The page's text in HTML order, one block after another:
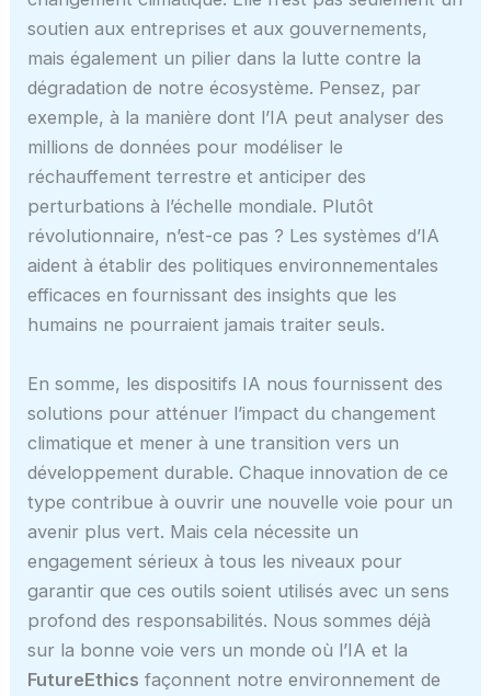
soutien aux entreprises et aux gouvernements,
mais également un pilier dans la lutte contre la
dégradation de notre écosystème. Pensez, par
exemple, à la manière dont l’IA peut analyser des
millions de données pour modéliser le
réchauffement terrestre et anticiper des
perturbations à l’échelle mondiale. Plutôt
révolutionnaire, n’est-ce pas ? Les systèmes d’IA
aident à établir des politiques environnementales
efficaces en fournissant des insights que les
humains ne pourraient jamais traiter seuls.
En somme, les dispositifs IA nous fournissent des
solutions pour atténuer l’impact du changement
climatique et mener à une transition vers un
développement durable. Chaque innovation de ce
type contribue à ouvrir une nouvelle voie pour un
avenir plus vert. Mais cela nécessite un
engagement sérieux à tous les niveaux pour
garantir que ces outils soient utilisés avec un sens
profond des responsabilités. Nous sommes déjà
sur la bonne voie vers un monde où l’IA et la
FutureEthics façonnent notre environnement de